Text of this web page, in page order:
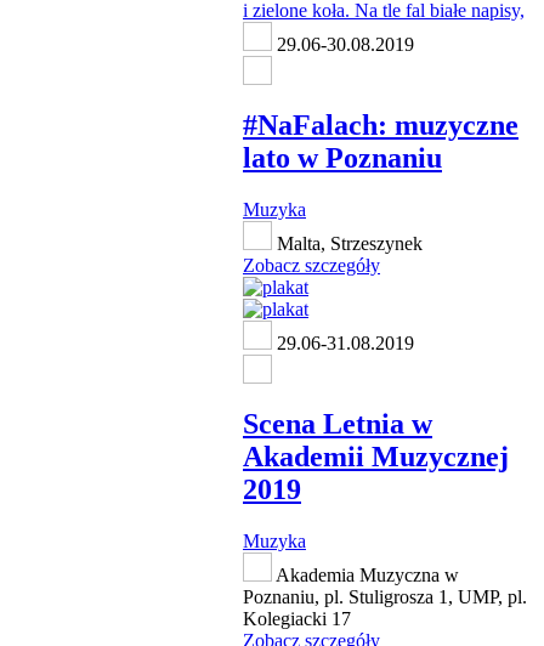
29.06-30.08.2019
#NaFalach: muzyczne
lato w Poznaniu
Muzyka
Malta, Strzeszynek
Zobacz szczegóły
29.06-31.08.2019
Scena Letnia w
Akademii Muzycznej
2019
Muzyka
Akademia Muzyczna w
Poznaniu, pl. Stuligrosza 1, UMP, pl.
Kolegiacki 17
Zobacz szczegóły